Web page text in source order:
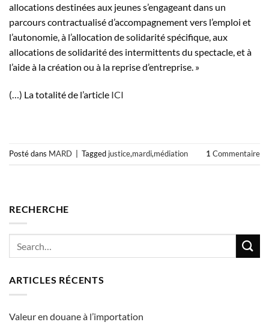
allocations destinées aux jeunes s’engageant dans un
parcours contractualisé d’accompagnement vers l’emploi et
l’autonomie, à l’allocation de solidarité spécifique, aux
allocations de solidarité des intermittents du spectacle, et à
l’aide à la création ou à la reprise d’entreprise. »
(…) La totalité de l’article ICI
Posté dans MARD Tagged justice,mardi,médiation 1 Commentaire
RECHERCHE
ARTICLES RÉCENTS
Valeur en douane à l’importation